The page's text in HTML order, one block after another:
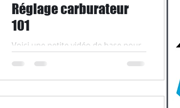
Réglage carburateur
101
Voici une petite vidéo de base pour
Bon visionnage.